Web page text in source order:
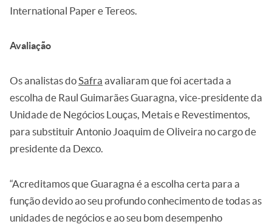
International Paper e Tereos.
Avaliação
Os analistas do Safra avaliaram que foi acertada a
escolha de Raul Guimarães Guaragna, vice-presidente da
Unidade de Negócios Louças, Metais e Revestimentos,
para substituir Antonio Joaquim de Oliveira no cargo de
presidente da Dexco.
“Acreditamos que Guaragna é a escolha certa para a
função devido ao seu profundo conhecimento de todas as
unidades de negócios e ao seu bom desempenho